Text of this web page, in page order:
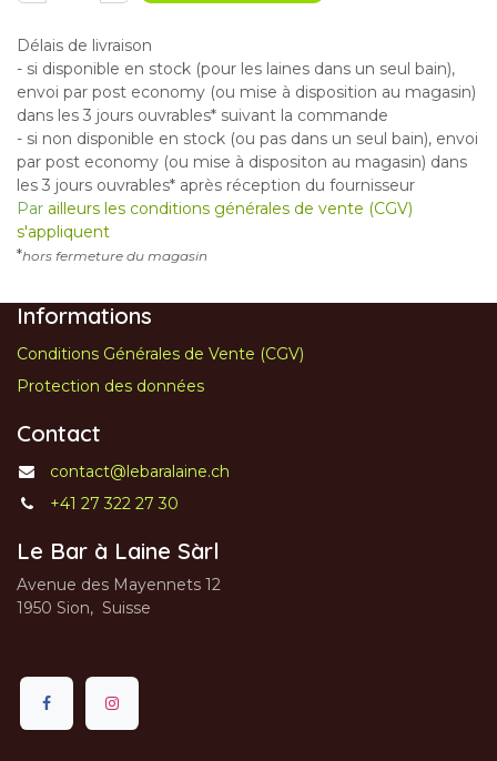
Délais de livraison
- si disponible en stock (pour les laines dans un seul bain),
envoi par post economy (ou mise à disposition au magasin)
dans les 3 jours ouvrables* suivant la commande
- si non disponible en stock (ou pas dans un seul bain), envoi
par post economy (ou mise à dispositon au magasin) dans
les 3 jours ouvrables* après réception du fournisseur
Par ailleurs les conditions générales de vente (CGV)
s'appliquent
*hors fermeture du magasin
Informations
Conditions Générales de Vente (CGV)
Protection des données
Contact
contact@lebaralaine.ch
+41 27 322 27 30
Le Bar à Laine Sàrl
Avenue des Mayennets 12
1950 Sion, Suisse